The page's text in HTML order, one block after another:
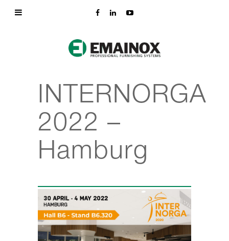
INTERNORGA
2022 –
Hamburg